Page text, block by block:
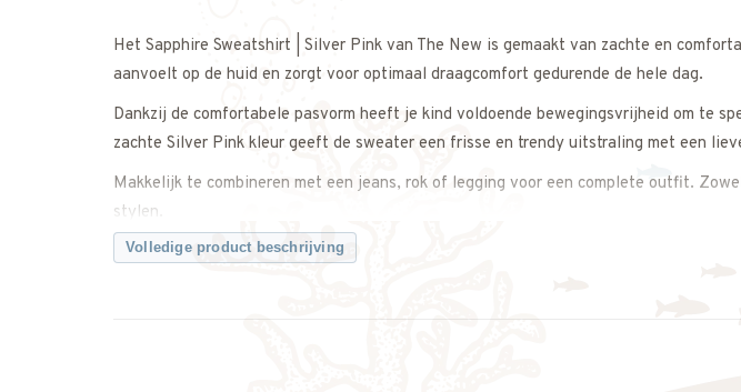
Het Sapphire Sweatshirt | Silver Pink van The New is gemaakt van zachte en
aanvoelt op de huid en zorgt voor optimaal draagcomfort gedurende de hele dag.
Dankzij de comfortabele pasvorm heeft je kind voldoende bewegingsvrijheid om te
zachte Silver Pink kleur geeft de sweater een frisse en trendy uitstraling met een
Makkelijk te combineren met een jeans, rok of legging voor een complete outfit.
stylen.
Een veelzijdige basic met een stijlvolle uitstraling.
weet dat je de juiste maat bestelt.
Volledige product beschrijving